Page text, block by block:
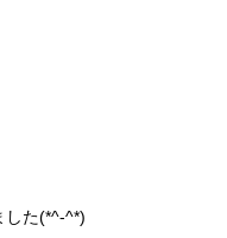
した(*^-^*)